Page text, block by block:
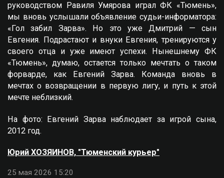
руководством Равиля Умярова играл ФК «Тюмень»,
мы вновь услышали объявление судьи-информатора:
«Гол забил Зарва». Но это уже Дмитрий — сын
Eвгения. Подрастают и внуки Eвгения, тренируются у
своего отца и уже имеют успехи. Нынешнему ФК
«Тюмень», думаю, остается только мечтать о таком
форварде, как Eвгений Зарва. Команда вновь в
мечтах о возвращении в первую лигу, и путь к этой
мечте неблизкий.
На фото: Евгений Зарва наблюдает за игрой сына,
2012 год.
Юрий ХОЗЯИНОВ, "Тюменский курьер"
25 мая 2026 15:20